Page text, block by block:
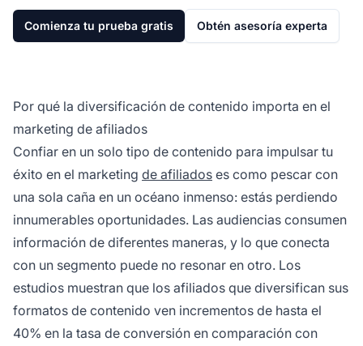
Comienza tu prueba gratis Obtén asesoría experta
Por qué la diversificación de contenido importa en el
marketing de afiliados
Confiar en un solo tipo de contenido para impulsar tu
éxito en el marketing de afiliados es como pescar con
una sola caña en un océano inmenso: estás perdiendo
innumerables oportunidades. Las audiencias consumen
información de diferentes maneras, y lo que conecta
con un segmento puede no resonar en otro. Los
estudios muestran que los afiliados que diversifican sus
formatos de contenido ven incrementos de hasta el
40% en la tasa de conversión en comparación con